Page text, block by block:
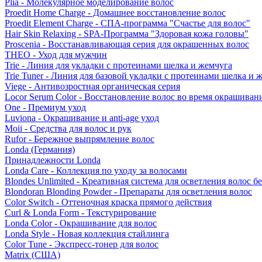
Plia - Молекулярное моделирование волос
Proedit Home Charge - Домашнее восстановление волос
Proedit Element Charge - СПА-программа "Счастье для волос"
Hair Skin Relaxing - SPA-Программа "Здоровая кожа головы"
Proscenia - Восстанавливающая серия для окрашенных волос
THEO - Уход для мужчин
Trie - Линия для укладки с протеинами шелка и жемчуга
Trie Tuner - Линия для базовой укладки с протеинами шелка и
Viege - Антивозростная органическая серия
Locor Serum Color - Восстановление волос во время
One - Премиум уход
Luviona - Окрашивание и anti-age уход
Moii - Средства для волос и рук
Rufor - Бережное выпрямление волос
Londa (Германия)
Принадлежности Londa
Londa Care - Коллекция по уходу за волосами
Blondes Unlimited - Креативная система для осветления волос
Blondoran Blonding Powder - Препараты для осветления волос
Color Switch - Оттеночная краска прямого действия
Curl & Londa Form - Текстурирование
Londa Color - Окрашивание для волос
Londa Style - Новая коллекция стайлинга
Color Tune - Экспресс-тонер для волос
Matrix (США)